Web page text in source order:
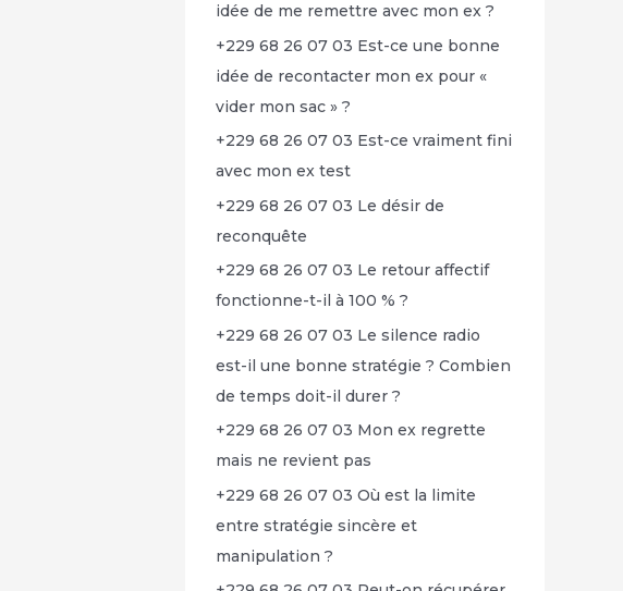
idée de me remettre avec mon ex ?
+229 68 26 07 03 Est-ce une bonne
idée de recontacter mon ex pour «
vider mon sac » ?
+229 68 26 07 03 Est-ce vraiment fini
avec mon ex test
+229 68 26 07 03 Le désir de
reconquête
+229 68 26 07 03 Le retour affectif
fonctionne-t-il à 100 % ?
+229 68 26 07 03 Le silence radio
est-il une bonne stratégie ? Combien
de temps doit-il durer ?
+229 68 26 07 03 Mon ex regrette
mais ne revient pas
+229 68 26 07 03 Où est la limite
entre stratégie sincère et
manipulation ?